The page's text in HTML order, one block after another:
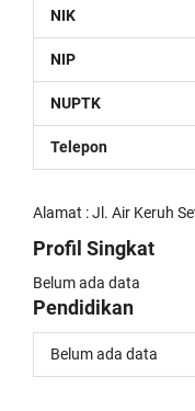
NIK
NIP
NUPTK
Telepon
Alamat : Jl. Air Keruh
Profil Singkat
Belum ada data
Pendidikan
Belum ada data